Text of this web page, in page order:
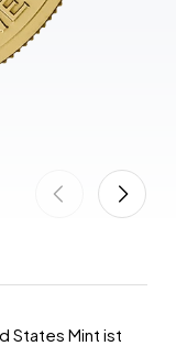
States Mint ist